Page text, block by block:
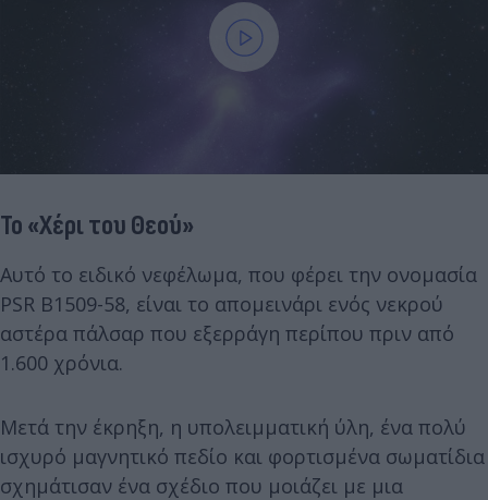
Το «Χέρι του Θεού»
Αυτό το ειδικό νεφέλωμα, που φέρει την ονομασία
PSR B1509-58, είναι το απομεινάρι ενός νεκρού
αστέρα πάλσαρ που εξερράγη περίπου πριν από
1.600 χρόνια.
Μετά την έκρηξη, η υπολειμματική ύλη, ένα πολύ
ισχυρό μαγνητικό πεδίο και φορτισμένα σωματίδια
σχημάτισαν ένα σχέδιο που μοιάζει με μια